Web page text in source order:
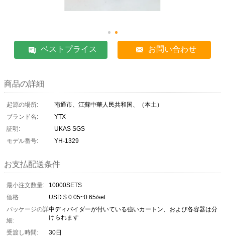
ベストプライス お問い合わせ
商品の詳細
起源の場所:
南通市、江蘇中華人民共和国、（本土）
ブランド名:
YTX
証明:
UKAS SGS
モデル番号:
YH-1329
お支払配送条件
最小注文数量:
10000SETS
価格:
USD $ 0.05~0.65/set
パッケージの詳
細:
中ディバイダーが付いている強いカートン、および各容器は分
けられます
受渡し時間:
30日